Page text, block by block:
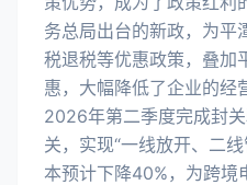
务总局出台的新政，为平
税退税等优惠政策，叠加
惠，大幅降低了企业的经
2026年第二季度完成封
关，实现“一线放开、二
本预计下降40%，为跨境